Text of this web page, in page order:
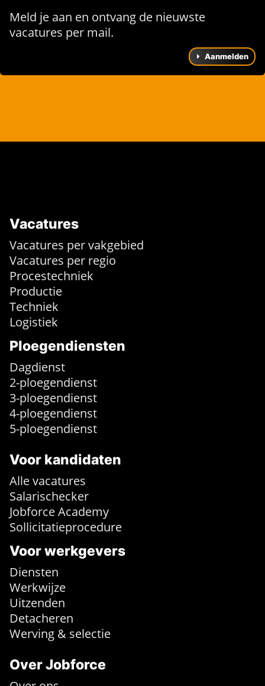
Meld je aan en ontvang de nieuwste
vacatures per mail.
Aanmelden
Vacatures
Vacatures per vakgebied
Vacatures per regio
Procestechniek
Productie
Techniek
Logistiek
Ploegendiensten
Dagdienst
2-ploegendienst
3-ploegendienst
4-ploegendienst
5-ploegendienst
Voor kandidaten
Alle vacatures
Salarischecker
Jobforce Academy
Sollicitatieprocedure
Voor werkgevers
Diensten
Werkwijze
Uitzenden
Detacheren
Werving & selectie
Over Jobforce